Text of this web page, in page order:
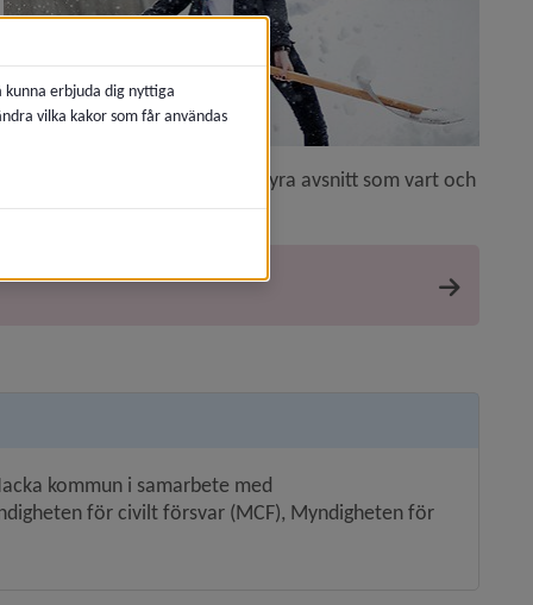
den anonymt. Den omfattar fyra avsnitt som vart och
dator, surfplatta eller mobil:
kommun i samarbete med
för civilt försvar (MCF), Myndigheten för
erbjuda dig nyttiga
vilka kakor som får användas